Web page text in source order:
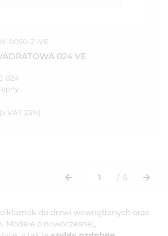
0050-Z-VE
024 VE
024
VAT 23%)
/ 5
klamek do drzwi wewnętrznych oraz
Modele o nowoczesnej,